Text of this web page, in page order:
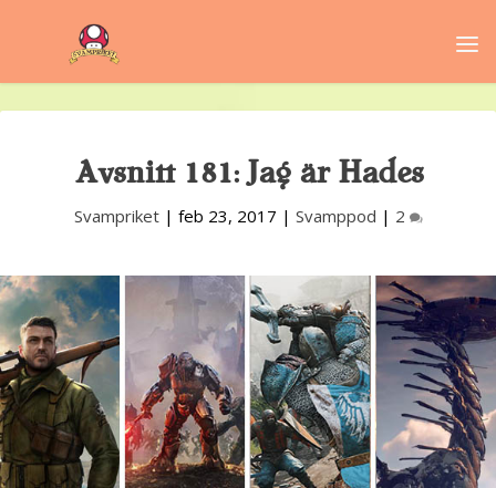
Avsnitt 181: Jag är Hades
Svampriket| feb 23, 2017 | Svamppod | 2